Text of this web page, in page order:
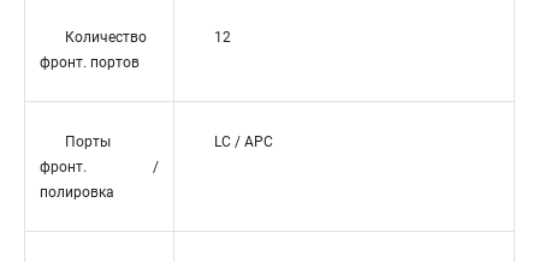
Количество
фронт. портов
12
Порты
фронт. /
полировка
LC / APC